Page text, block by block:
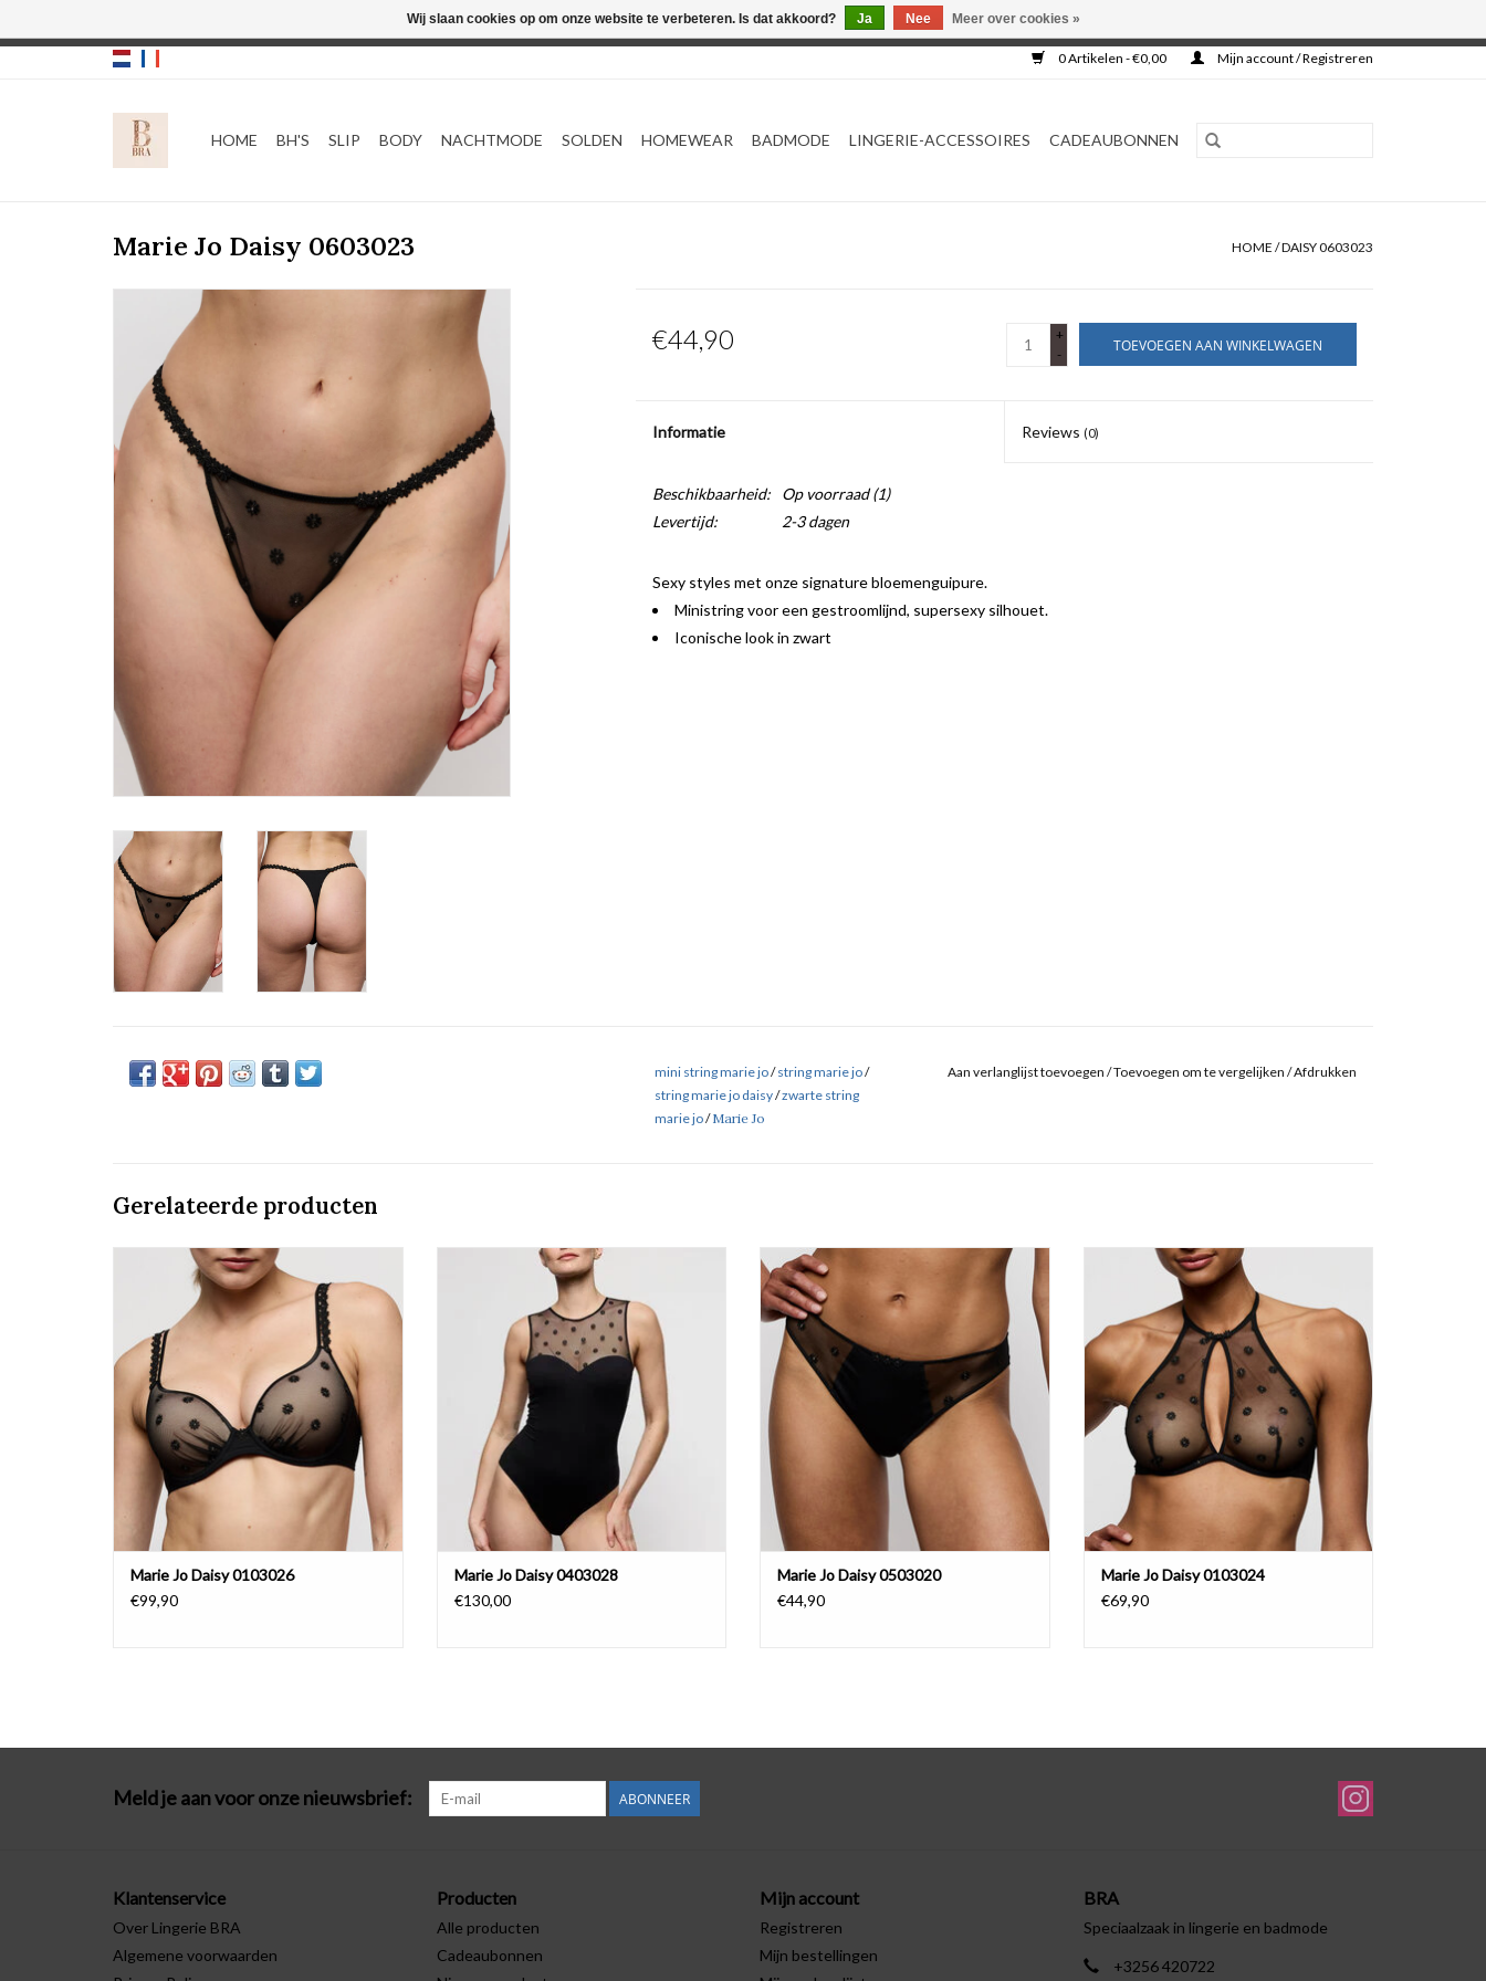
0 Artikelen - €0,00 Mijn account / Registreren
HOME BH'S SLIP BODY NACHTMODE SOLDEN HOMEWEAR BADMODE LINGERIE-ACCESSOIRES CADEAUBONNEN
Marie Jo Daisy 0603023 HOME /DAISY 0603023
€44,90
+
-
TOEVOEGEN AAN WINKELWAGEN
Informatie Reviews (0)
Beschikbaarheid: Op voorraad(1)
Levertijd:
2-3 dagen
Sexy styles met onze signature bloemenguipure.
Ministring voor een gestroomlijnd, supersexy silhouet.
Iconische look in zwart
mini string marie jo/string marie jo/
string marie jo daisy/zwarte string
marie jo/Marie Jo
Aan verlanglijst toevoegen /Toevoegen om te vergelijken /Afdrukken
Gerelateerde producten
Voorgevormde Bh - Hartvorm
Marie Jo Daisy
Marie Jo Daisy 0103026
€99,90
Speciale body, mousse cups zonder beugel.
Marie Jo Daisy
TOEVOEGEN AAN WINKELWAGEN
Marie Jo Daisy 0403028
€130,00
Rioslip Marie Jo Daisy
Marie Jo Daisy 0503020
€44,90
Bralette Marie Jo Daisy
Niet voorgevormde bh zonder beugel.
TOEVOEGEN AAN WINKELWAGEN
Marie Jo Daisy 0103024
€69,90
Meld je aan voor onze nieuwsbrief: ABONNEER
Klantenservice
Over Lingerie BRA
Algemene voorwaarden
Producten
Alle producten
Cadeaubonnen
Mijn account
Registreren
Mijn bestellingen
BRA
Speciaalzaak in lingerie en badmode
+3256 420722
Wij slaan cookies op om onze website te verbeteren. Is dat akkoord? Ja Nee Meer over cookies »
Webshop werkt met EU maten. .